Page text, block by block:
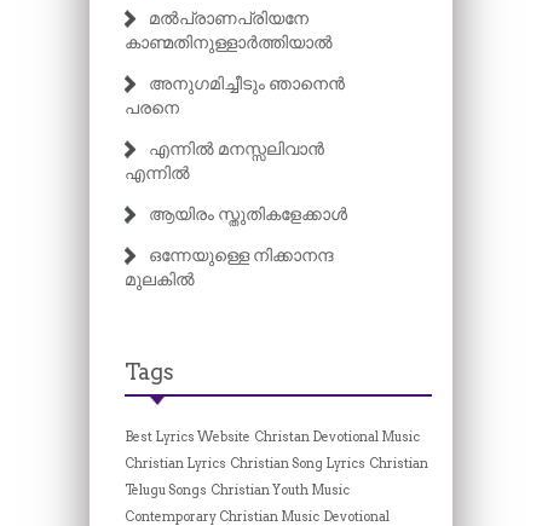
മൽപ്രാണപ്രിയനേ
കാണ്മതിനുള്ളാർത്തിയാൽ
അനുഗമിച്ചീടും ഞാനെൻ
പരനെ
എന്നിൽ മനസ്സലിവാൻ
എന്നിൽ
ആയിരം സ്തുതികളേക്കാൾ
ഒന്നേയുള്ളെ നിക്കാനന്ദ
മുലകിൽ
Tags
Best Lyrics Website Christan Devotional Music
Christian Lyrics Christian Song Lyrics Christian
Telugu Songs Christian Youth Music
Contemporary Christian Music Devotional